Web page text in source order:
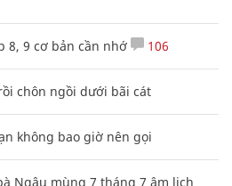
8, 9 cơ bản cần nhớ 106
chôn ngồi dưới bãi cát
không bao giờ nên gọi
Ngâu mùng 7 tháng 7 âm lịch